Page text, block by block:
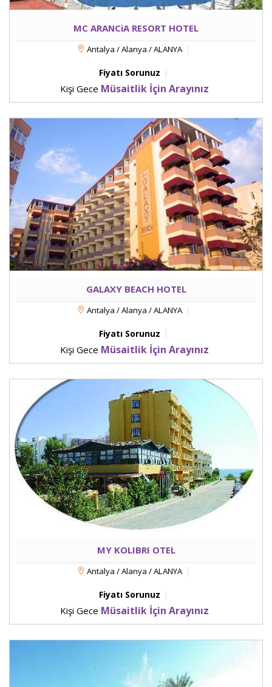
MC ARANCiA RESORT HOTEL
Antalya / Alanya / ALANYA
Fiyatı Sorunuz
Kişi Gece Müsaitlik İçin Arayınız
GALAXY BEACH HOTEL
Antalya / Alanya / ALANYA
Fiyatı Sorunuz
Kişi Gece Müsaitlik İçin Arayınız
MY KOLIBRI OTEL
Antalya / Alanya / ALANYA
Fiyatı Sorunuz
Kişi Gece Müsaitlik İçin Arayınız